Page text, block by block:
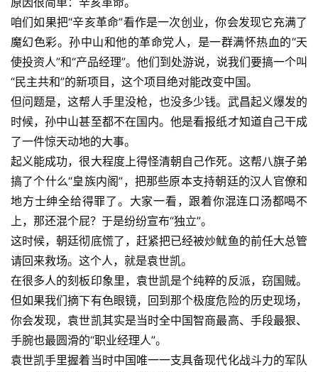
咱们如果把“辛亥革命”看作是一次创业，你会发现它充满了
魔幻色彩。孙中山和他的革命党人，是一群满怀热血的“天
使投资人”和“产品经理”。他们到处游说，说我们要搞一个叫
“民主共和”的新项目，这个项目绝对能改变中国。
但问题是，这帮人手里没枪，也没多少钱。武昌起义爆发的
时候，孙中山甚至都不在国内。他是看报纸才知道自己干成
了一件惊天动地的大事。
起义能成功，很大程度上得怪清朝自己作死。这帮八旗子弟
搞了个什么“皇族内阁”，把那些原本支持朝廷的汉人官僚和
地方士绅全给得罪了。大家一看，跟着你混连口汤都喝不
上，那还混个屁？于是纷纷宣布“独立”。
这时候，朝廷彻底慌了，赶紧把已经被炒鱿鱼的前任大总管
请回来救场。这个人，就是袁世凯。
在很多人的刻板印象里，袁世凯是个纯粹的反派，窃国贼。
但如果我们摘下有色眼镜，回到那个极度危险的历史现场，
你会发现，袁世凯其实是当时全中国智商最高、手段最狠、
手腕也最圆滑的“职业经理人”。
袁世凯手里握着当时中国唯一一支具备现代化战斗力的军队